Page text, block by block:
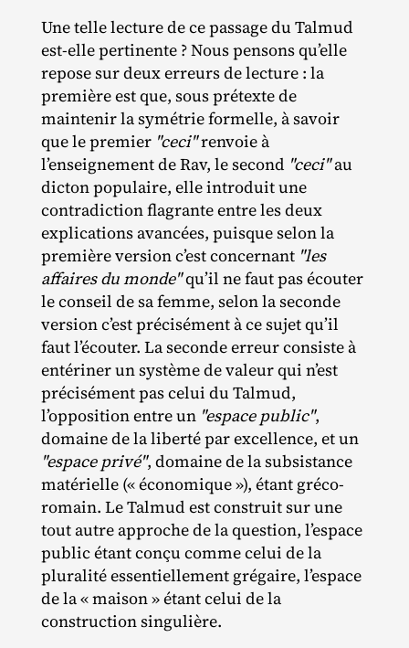
Une telle lecture de ce passage du Talmud
est‐​elle pertinente ? Nous pensons qu’elle
repose sur deux erreurs de lecture : la
première est que, sous prétexte de
maintenir la symétrie formelle, à savoir
que le premier "ceci"renvoie à
l’enseignement de Rav, le second "ceci"au
dicton populaire, elle introduit une
contradiction flagrante entre les deux
explications avancées, puisque selon la
première version c’est concernant "les
affaires du monde"qu’il ne faut pas écouter
le conseil de sa femme, selon la seconde
version c’est précisément à ce sujet qu’il
faut l’écouter. La seconde erreur consiste à
entériner un système de valeur qui n’est
précisément pas celui du Talmud,
l’opposition entre un "espace public",
domaine de la liberté par excellence, et un
"espace privé", domaine de la subsistance
matérielle (« économique »), étant gréco‐​
romain. Le Talmud est construit sur une
tout autre approche de la question, l’espace
public étant conçu comme celui de la
pluralité essentiellement grégaire, l’espace
de la « maison » étant celui de la
construction singulière.